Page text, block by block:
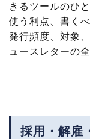
きるツールのひ
使う利点、書く
発行頻度、対象
ュースレターの
採用・解雇